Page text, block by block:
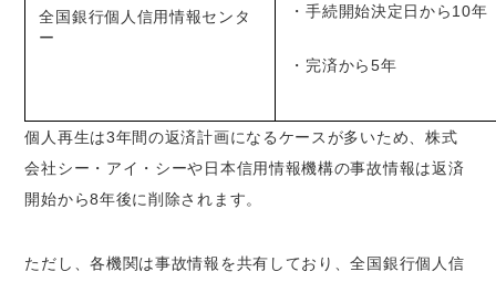
全国銀行個人信用情報センタ
ー
・手続開始決定日から10年
・完済から5年
個人再生は3年間の返済計画になるケースが多いため、株式
会社シー・アイ・シーや日本信用情報機構の事故情報は返済
開始から8年後に削除されます。
ただし、各機関は事故情報を共有しており、全国銀行個人信